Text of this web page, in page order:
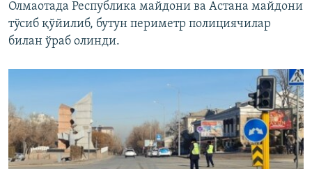
Олмаотада Республика майдони ва Астана майдони
тўсиб қўйилиб, бутун периметр полициячилар
билан ўраб олинди.